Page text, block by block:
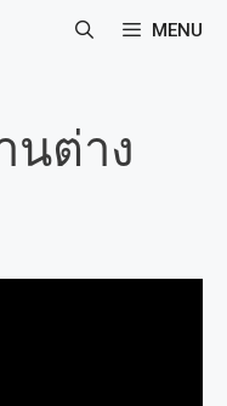
MENU
นต่าง